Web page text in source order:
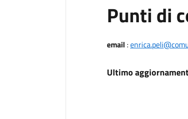
Punti di
email:
Ultimo